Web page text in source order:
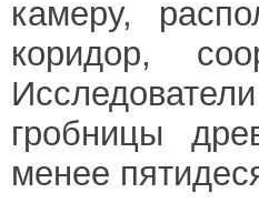
камеру,
коридор,
гробницы
менее